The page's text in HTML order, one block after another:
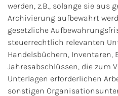
werden, z.B., solange sie aus
Archivierung aufbewahrt
gesetzliche
steuerrechtlich relevanten
Handelsbüchern, Inventaren,
Jahresabschlüssen, die zum
Unterlagen erforderlichen
sonstigen